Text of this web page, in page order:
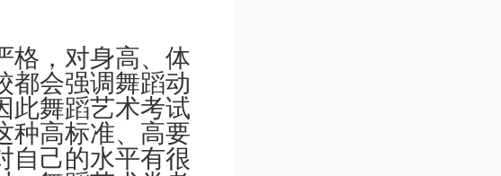
格，对身高、体
都会强调舞蹈动
此舞蹈艺术考试
种高标准、高要
自己的水平有很